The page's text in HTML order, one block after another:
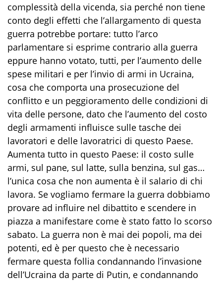
complessità della vicenda, sia perché non tiene
conto degli effetti che l’allargamento di questa
guerra potrebbe portare: tutto l’arco
parlamentare si esprime contrario alla guerra
eppure hanno votato, tutti, per l’aumento delle
spese militari e per l’invio di armi in Ucraina,
cosa che comporta una prosecuzione del
conflitto e un peggioramento delle condizioni di
vita delle persone, dato che l’aumento del costo
degli armamenti influisce sulle tasche dei
lavoratori e delle lavoratrici di questo Paese.
Aumenta tutto in questo Paese: il costo sulle
armi, sul pane, sul latte, sulla benzina, sul gas…
l’unica cosa che non aumenta è il salario di chi
lavora. Se vogliamo fermare la guerra dobbiamo
provare ad influire nel dibattito e scendere in
piazza a manifestare come è stato fatto lo scorso
sabato. La guerra non è mai dei popoli, ma dei
potenti, ed è per questo che è necessario
fermare questa follia condannando l’invasione
dell’Ucraina da parte di Putin, e condannando